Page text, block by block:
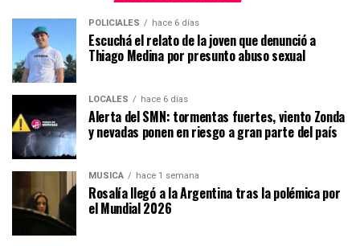
POLICIALES hace 6 días
Escuchá el relato de la joven que denunció a
Thiago Medina por presunto abuso sexual
LOCALES hace 6 días
Alerta del SMN: tormentas fuertes, viento Zonda
y nevadas ponen en riesgo a gran parte del país
MÚSICA hace 1 semana
Rosalía llegó a la Argentina tras la polémica por
el Mundial 2026